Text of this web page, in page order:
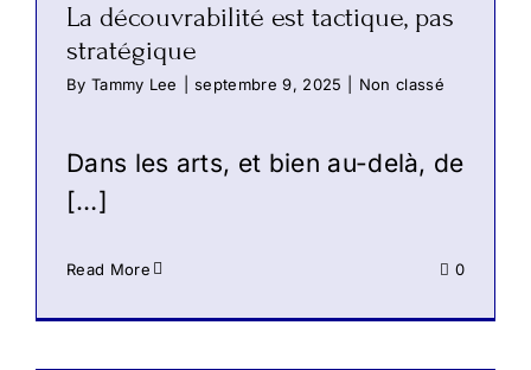
La découvrabilité est tactique, pas
stratégique
By Tammy Lee septembre 9, 2025 Non classé
Dans les arts, et bien au-delà, de
[…]
Read More 0